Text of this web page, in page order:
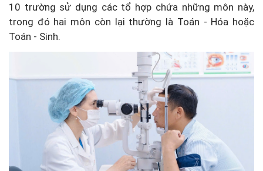
10 trường sử dụng các tổ hợp chứa những môn này,
trong đó hai môn còn lại thường là Toán - Hóa hoặc
Toán - Sinh.